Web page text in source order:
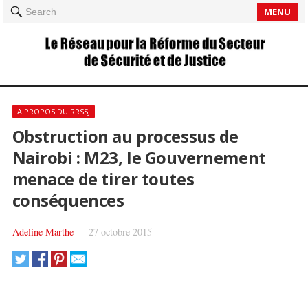
Search MENU
A PROPOS DU RRSSJ
Obstruction au processus de
Nairobi : M23, le Gouvernement
menace de tirer toutes
conséquences
Adeline Marthe— 27 octobre 2015